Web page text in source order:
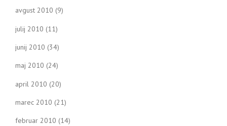
avgust 2010 (9)
julij 2010 (11)
junij 2010 (34)
maj 2010 (24)
april 2010 (20)
marec 2010 (21)
februar 2010 (14)